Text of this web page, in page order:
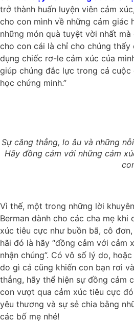
trở thành huấn luyện viên cảm
cho con mình về những cảm giác
những món quà tuyệt vời nhất
cho con cái là chỉ cho chúng
dụng chiếc rơ-le cảm xúc của
giúp chúng đắc lực trong cả
học chứng minh.”
Sự căng thẳng, lo âu và những
Hãy đồng cảm với những cảm
Vì thế, một trong những lời
Berman dành cho các cha mẹ khi
xúc tiêu cực như buồn bã, cô
hãi đó là hãy “đồng cảm với cảm
nhận chúng”. Có vô số lý do,
do gì cả cũng khiến con bạn rơi
thẳng, hãy thể hiện sự đồng cảm
con vượt qua cảm xúc tiêu cực
yêu thương và sự sẻ chia bằng
các bố mẹ nhé!